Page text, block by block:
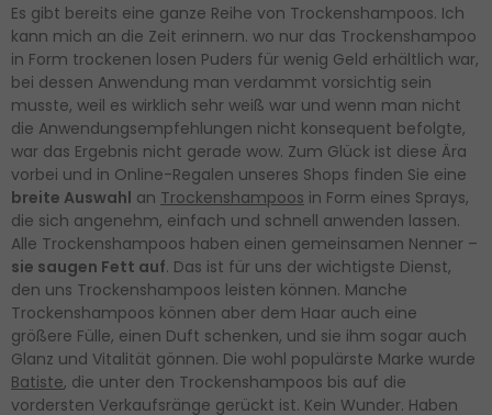
Es gibt bereits eine ganze Reihe von Trockenshampoos. Ich
kann mich an die Zeit erinnern. wo nur das Trockenshampoo
in Form trockenen losen Puders für wenig Geld erhältlich war,
bei dessen Anwendung man verdammt vorsichtig sein
musste, weil es wirklich sehr weiß war und wenn man nicht
die Anwendungsempfehlungen nicht konsequent befolgte,
war das Ergebnis nicht gerade wow. Zum Glück ist diese Ära
vorbei und in Online-Regalen unseres Shops finden Sie eine
breite Auswahl an Trockenshampoos in Form eines Sprays,
die sich angenehm, einfach und schnell anwenden lassen.
Alle Trockenshampoos haben einen gemeinsamen Nenner –
sie saugen Fett auf. Das ist für uns der wichtigste Dienst,
den uns Trockenshampoos leisten können. Manche
Trockenshampoos können aber dem Haar auch eine
größere Fülle, einen Duft schenken, und sie ihm sogar auch
Glanz und Vitalität gönnen. Die wohl populärste Marke wurde
Batiste, die unter den Trockenshampoos bis auf die
vordersten Verkaufsränge gerückt ist. Kein Wunder. Haben